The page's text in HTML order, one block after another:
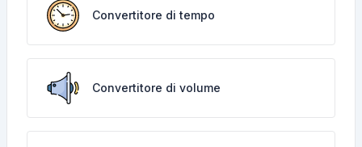
Convertitore di tempo
Convertitore di volume